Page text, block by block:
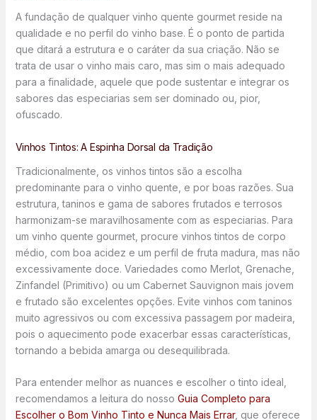
A fundação de qualquer vinho quente gourmet reside na
qualidade e no perfil do vinho base. É o ponto de partida
que ditará a estrutura e o caráter da sua criação. Não se
trata de usar o vinho mais caro, mas sim o mais adequado
para a finalidade, aquele que pode sustentar e integrar os
sabores das especiarias sem ser dominado ou, pior,
ofuscado.
Vinhos Tintos: A Espinha Dorsal da Tradição
Tradicionalmente, os vinhos tintos são a escolha
predominante para o vinho quente, e por boas razões. Sua
estrutura, taninos e gama de sabores frutados e terrosos
harmonizam-se maravilhosamente com as especiarias. Para
um vinho quente gourmet, procure vinhos tintos de corpo
médio, com boa acidez e um perfil de fruta madura, mas não
excessivamente doce. Variedades como Merlot, Grenache,
Zinfandel (Primitivo) ou um Cabernet Sauvignon mais jovem
e frutado são excelentes opções. Evite vinhos com taninos
muito agressivos ou com excessiva passagem por madeira,
pois o aquecimento pode exacerbar essas características,
tornando a bebida amarga ou desequilibrada.
Para entender melhor as nuances e escolher o tinto ideal,
recomendamos a leitura do nosso Guia Completo para
Escolher o Bom Vinho Tinto e Nunca Mais Errar, que oferece